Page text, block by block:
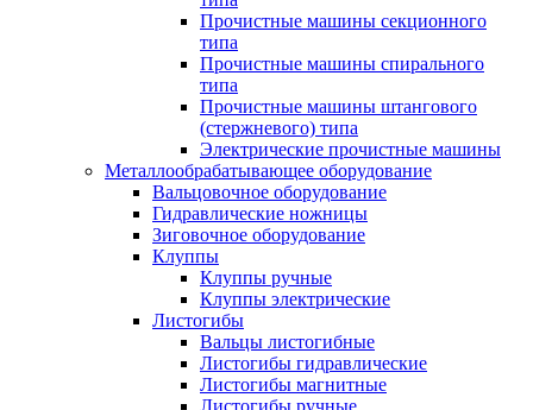
Прочистные машины секционного
типа
Прочистные машины спирального
типа
Прочистные машины штангового
(стержневого) типа
Электрические прочистные машины
Металлообрабатывающее оборудование
Вальцовочное оборудование
Гидравлические ножницы
Зиговочное оборудование
Клуппы
Клуппы ручные
Клуппы электрические
Листогибы
Вальцы листогибные
Листогибы гидравлические
Листогибы магнитные
Листогибы ручные